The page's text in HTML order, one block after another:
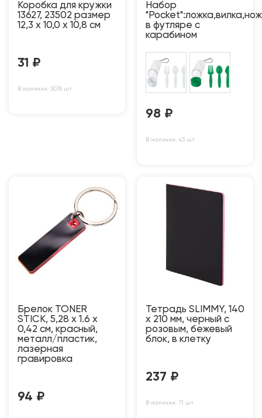
Коробка для кружки
13627, 23502 размер
12,3 х 10,0 х 10,8 см
31 ₽
В наличии: 3076 шт
Набор
"Pocket":ложка,вилка,нож
в футляре с
карабином
98 ₽
В наличии: 43 шт
Брелок TONER
STICK, 5,28 x 1.6 x
0,42 см, красный,
металл/пластик,
лазерная
гравировка
94 ₽
Тетрадь SLIMMY, 140
х 210 мм, черный с
розовым, бежевый
блок, в клетку
237 ₽
В наличии: 71 шт